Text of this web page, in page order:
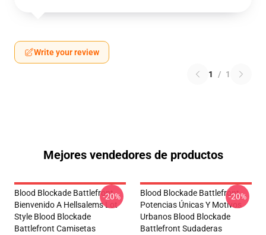
Write your review
1 / 1
Mejores vendedores de productos
Blood Blockade Battlefront
Bienvenido A Hellsalems Lot
Style Blood Blockade
Battlefront Camisetas
-20%
Blood Blockade Battlefront
Potencias Únicas Y Motivos
Urbanos Blood Blockade
Battlefront Sudaderas
-20%